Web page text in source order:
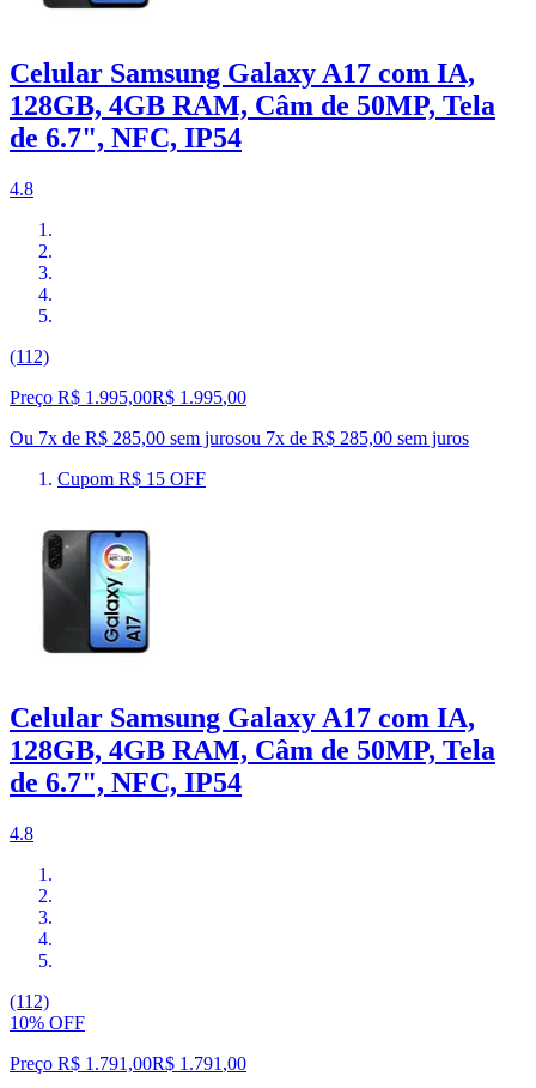
Celular Samsung Galaxy A17 com IA,
128GB, 4GB RAM, Câm de 50MP, Tela
de 6.7", NFC, IP54
4.8
(112)
Preço R$ 1.995,00R$ 1.995,00
Ou 7x de R$ 285,00 sem jurosou 7x de R$ 285,00 sem juros
Cupom R$ 15 OFF
Celular Samsung Galaxy A17 com IA,
128GB, 4GB RAM, Câm de 50MP, Tela
de 6.7", NFC, IP54
4.8
(112)
10% OFF
Preço R$ 1.791,00R$ 1.791 ,00